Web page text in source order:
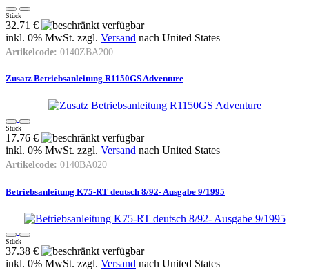
Stück
32.71 €
inkl. 0% MwSt. zzgl. Versand nach United States
Artikelcode: 0140ZBA200
Zusatz Betriebsanleitung R1150GS Adventure
Stück
17.76 €
inkl. 0% MwSt. zzgl. Versand nach United States
Artikelcode: 0140BA020
Betriebsanleitung K75-RT deutsch 8/92- Ausgabe 9/1995
Stück
37.38 €
inkl. 0% MwSt. zzgl. Versand nach United States